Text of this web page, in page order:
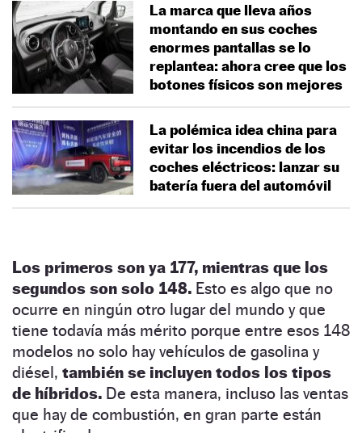
La marca que lleva años
montando en sus coches
enormes pantallas se lo
replantea: ahora cree que los
botones físicos son mejores
La polémica idea china para
evitar los incendios de los
coches eléctricos: lanzar su
batería fuera del automóvil
Los primeros son ya 177, mientras que los
segundos son solo 148. Esto es algo que no
ocurre en ningún otro lugar del mundo y que
tiene todavía más mérito porque entre esos 148
modelos no solo hay vehículos de gasolina y
diésel, también se incluyen todos los tipos
de híbridos. De esta manera, incluso las ventas
que hay de combustión, en gran parte están